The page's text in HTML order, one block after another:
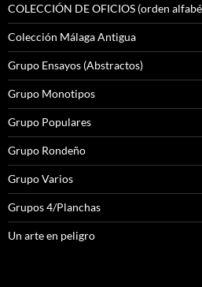
COLECCIÓN DE OFICIOS (orden
Colección Málaga Antigua
Grupo Ensayos (Abstractos)
Grupo Monotipos
Grupo Populares
Grupo Rondeño
Grupo Varios
Grupos 4/Planchas
Un arte en peligro